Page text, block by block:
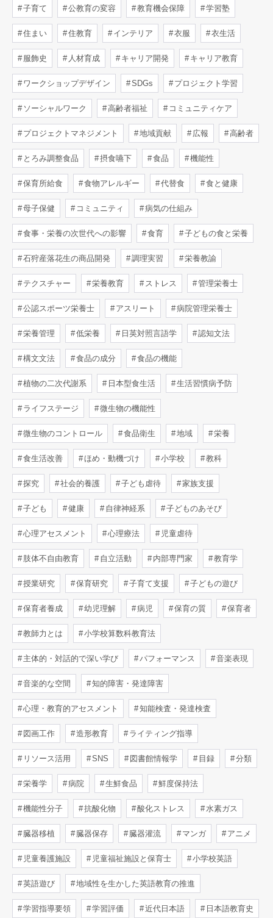
子育て 公教育の変容 教育機会保障 学習塾
住まい 住教育 インテリア 衣服 衣生活
服飾史 人材育成 キャリア開発 キャリア教育
ワークショップデザイン SDGs プロジェクト学習
ソーシャルワーク 高齢者福祉 コミュニティケア
プロジェクトマネジメント 地域貢献 広報 高齢者
とろみ調整食品 摂食嚥下 食品 機能性
保育所給食 食物アレルギー 代替食 食と健康
母子保健 コミュニティ 病気の仕組み
食事・栄養の次世代への影響 食育 子どもの食と栄養
石狩産落花生の商品開発 調理実習 栄養教諭
テクスチャー 栄養教育 ストレス 管理栄養士
公認スポーツ栄養士 アスリート 病院管理栄養士
栄養管理 低栄養 日英対照言語学 認知文法
構文文法 食品の成分 食品の機能
植物の二次代謝系 日本型食生活 生活習慣病予防
ライフステージ 微生物の機能性
微生物のコントロール 食品衛生 地域 栄養
食生活改善 ほめ・動機づけ 小学校 教科
探究 社会的養護 子ども虐待 家族支援
子ども 健康 自律神経系 子どものあそび
心理アセスメント 心理療法 児童虐待
肢体不自由教育 自立活動 内部専門家 教育学
授業研究 保育研究 子育て支援 子どもの遊び
保育者養成 幼児理解 病児 保育の質 保育者
教師力とは 小学校算数科教育法
主体的・対話的で深い学び パフォーマンス 音楽表現
音楽的な空間 知的障害・発達障害
心理・教育的アセスメント 知能検査・発達検査
図画工作 造形教育 ライティング指導
リソース活用 SNS 図書館情報学 目録 分類
栄養学 病院 生鮮食品 鮮度保持法
機能性分子 抗酸化物 酸化ストレス 水素ガス
臓器移植 臓器保存 臓器灌流 マンガ アニメ
児童養護施設 児童福祉施設と保育士 小学校英語
英語遊び 地域性を生かした英語教育の推進
学習指導要領 学習評価 近代日本語 日本語教育史